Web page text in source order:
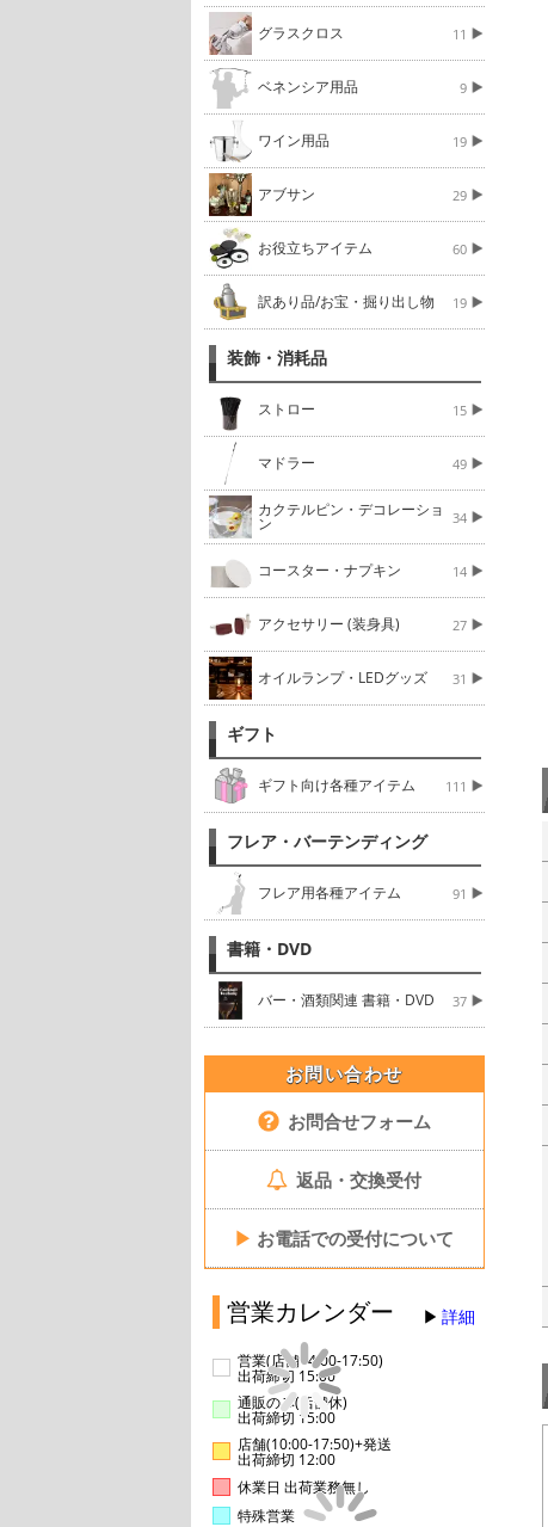
グラスクロス 11
ベネンシア用品 9
ワイン用品 19
アブサン 29
お役立ちアイテム 60
訳あり品/お宝・掘り出し物 19
装飾・消耗品
ストロー 15
マドラー 49
カクテルピン・デコレーショ
ン 34
コースター・ナプキン 14
アクセサリー (装身具) 27
オイルランプ・LEDグッズ 31
ギフト
ギフト向け各種アイテム 111
フレア・バーテンディング
フレア用各種アイテム 91
書籍・DVD
バー・酒類関連 書籍・DVD 37
お問い合わせ
お問合せフォーム
返品・交換受付
▶ お電話での受付について
営業カレンダー 詳細
営業(店舗14:00-17:50)
出荷締切 15:00
通販のみ(店舗休)
出荷締切 15:00
店舗(10:00-17:50)+発送
出荷締切 12:00
休業日 出荷業務無し
特殊営業